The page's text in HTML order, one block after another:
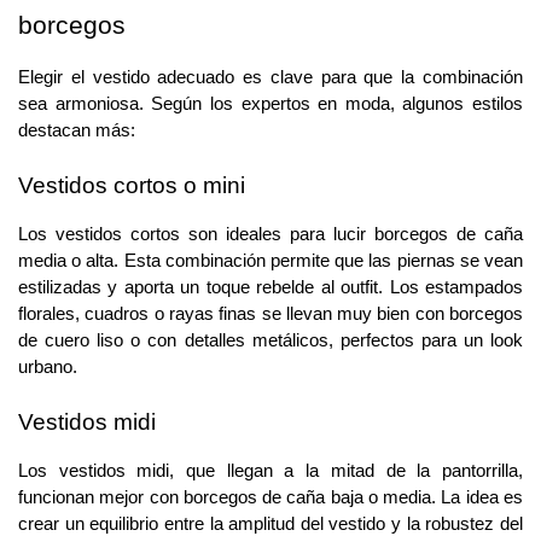
borcegos
Elegir el vestido adecuado es clave para que la combinación
sea armoniosa. Según los expertos en moda, algunos estilos
destacan más:
Vestidos cortos o mini
Los vestidos cortos son ideales para lucir borcegos de caña
media o alta. Esta combinación permite que las piernas se vean
estilizadas y aporta un toque rebelde al outfit. Los estampados
florales, cuadros o rayas finas se llevan muy bien con borcegos
de cuero liso o con detalles metálicos, perfectos para un look
urbano.
Vestidos midi
Los vestidos midi, que llegan a la mitad de la pantorrilla,
funcionan mejor con borcegos de caña baja o media. La idea es
crear un equilibrio entre la amplitud del vestido y la robustez del